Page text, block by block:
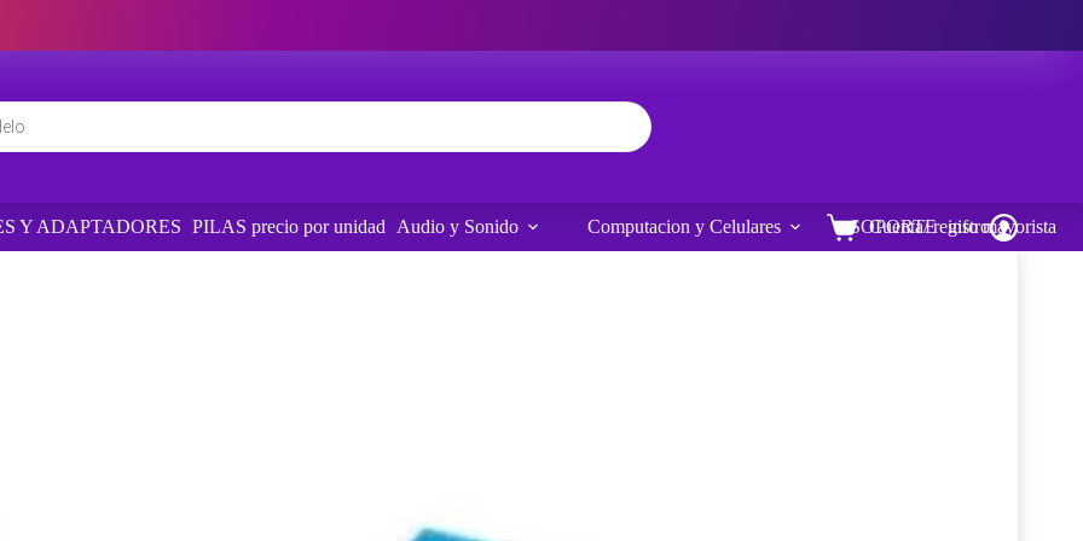
Y ADAPTADORES PILAS precio por unidad Audio y Sonido Computacion y Celulares SOPORTE info mayorista
Carro
de
Cuenta/ registro